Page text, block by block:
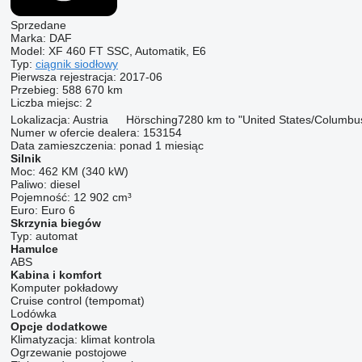
Sprzedane
Marka: DAF
Model: XF 460 FT SSC, Automatik, E6
Typ: ciągnik siodłowy
Pierwsza rejestracja: 2017-06
Przebieg: 588 670 km
Liczba miejsc: 2
Lokalizacja: Austria Hörsching7280 km to "United States/
Numer w ofercie dealera: 153154
Data zamieszczenia: ponad 1 miesiąc
Silnik
Moc: 462 KM (340 kW)
Paliwo: diesel
Pojemność: 12 902 cm³
Euro: Euro 6
Skrzynia biegów
Typ: automat
Hamulce
ABS
Kabina i komfort
Komputer pokładowy
Cruise control (tempomat)
Lodówka
Opcje dodatkowe
Klimatyzacja: klimat kontrola
Ogrzewanie postojowe